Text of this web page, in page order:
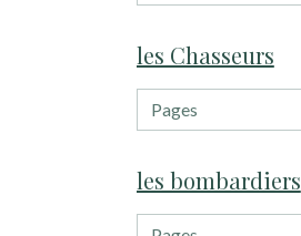
les Chasseurs
les bombardiers